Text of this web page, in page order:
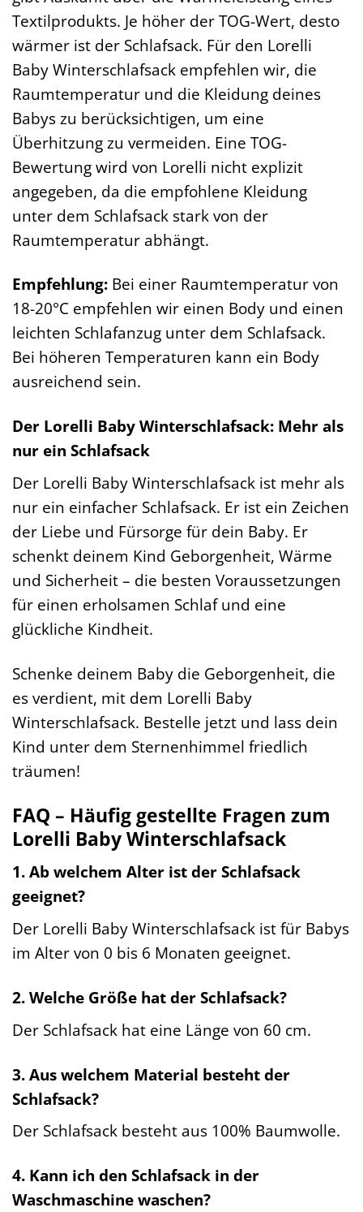
Textilprodukts. Je höher der TOG-Wert, desto
wärmer ist der Schlafsack. Für den Lorelli
Baby Winterschlafsack empfehlen wir, die
Raumtemperatur und die Kleidung deines
Babys zu berücksichtigen, um eine
Überhitzung zu vermeiden. Eine TOG-
Bewertung wird von Lorelli nicht explizit
angegeben, da die empfohlene Kleidung
unter dem Schlafsack stark von der
Raumtemperatur abhängt.
Empfehlung: Bei einer Raumtemperatur von
18-20°C empfehlen wir einen Body und einen
leichten Schlafanzug unter dem Schlafsack.
Bei höheren Temperaturen kann ein Body
ausreichend sein.
Der Lorelli Baby Winterschlafsack: Mehr als
nur ein Schlafsack
Der Lorelli Baby Winterschlafsack ist mehr als
nur ein einfacher Schlafsack. Er ist ein Zeichen
der Liebe und Fürsorge für dein Baby. Er
schenkt deinem Kind Geborgenheit, Wärme
und Sicherheit – die besten Voraussetzungen
für einen erholsamen Schlaf und eine
glückliche Kindheit.
Schenke deinem Baby die Geborgenheit, die
es verdient, mit dem Lorelli Baby
Winterschlafsack. Bestelle jetzt und lass dein
Kind unter dem Sternenhimmel friedlich
träumen!
FAQ – Häufig gestellte Fragen zum
Lorelli Baby Winterschlafsack
1. Ab welchem Alter ist der Schlafsack
geeignet?
Der Lorelli Baby Winterschlafsack ist für Babys
im Alter von 0 bis 6 Monaten geeignet.
2. Welche Größe hat der Schlafsack?
Der Schlafsack hat eine Länge von 60 cm.
3. Aus welchem Material besteht der
Schlafsack?
Der Schlafsack besteht aus 100% Baumwolle.
4. Kann ich den Schlafsack in der
Waschmaschine waschen?